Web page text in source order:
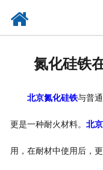
氮化硅铁
北京氮化硅铁与普
更是一种耐火材料。 北
用，在耐材中使用后，